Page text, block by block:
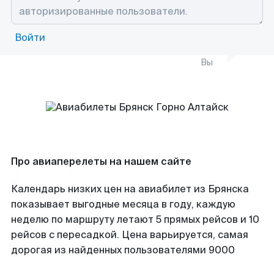
Войти
Вы
Про авиаперелеты на нашем сайте
Календарь низких цен на авиабилет из Брянска
показывает выгодные месяца в году, каждую
неделю по маршруту летают 5 прямых рейсов и 10
рейсов с пересадкой. Цена варьируется, самая
дорогая из найденных пользователями 9000